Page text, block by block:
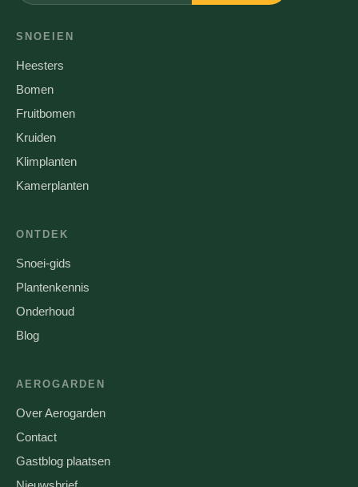
SNOEIEN
Heesters
Bomen
Fruitbomen
Kruiden
Klimplanten
Kamerplanten
ONTDEK
Snoei-gids
Plantenkennis
Onderhoud
Blog
AEROGARDEN
Over Aerogarden
Contact
Gastblog plaatsen